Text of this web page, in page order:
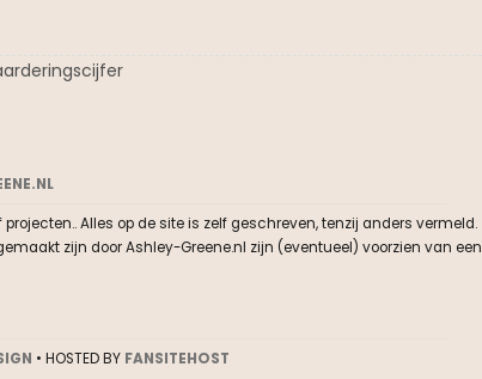
Alles op de site is zelf geschreven, tenzij anders vermeld.
zijn door Ashley-Greene.nl zijn (eventueel) voorzien van een
• HOSTED BY FANSITEHOST